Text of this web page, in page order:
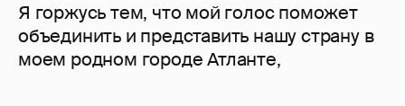
Я горжусь тем, что мой голос поможет
объединить и представить нашу страну в
моем родном городе Атланте,